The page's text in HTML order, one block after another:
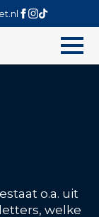
o.a. uit
welke